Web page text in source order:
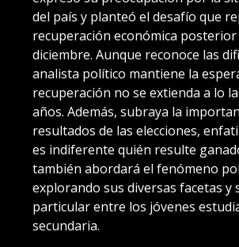
del país y planteó el desafío que
recuperación económica posterior
diciembre. Aunque reconoce las
analista político mantiene la
recuperación no se extienda a lo
años. Además, subraya la
resultados de las elecciones,
es indiferente quién resulte
también abordará el fenómeno
explorando sus diversas facetas y
particular entre los jóvenes
secundaria.